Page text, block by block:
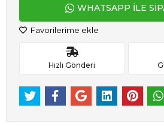
WHATSAPP İLE
Favorilerime ekle
Hızlı Gönderi